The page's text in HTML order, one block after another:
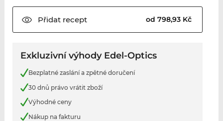
Přidatrecept od 798,93 Kč
Exkluzivní výhody Edel-Optics
Bezplatné zaslání a zpětné doručení
30 dnů právo vrátit zboží
Výhodné ceny
Nákup na fakturu